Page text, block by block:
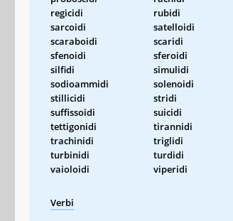
regicidi
rubidi
sarcoidi
satelloidi
scaraboidi
scaridi
sfenoidi
sferoidi
silfidi
simulidi
sodioammidi
solenoidi
stillicidi
stridi
suffissoidi
suicidi
tettigonidi
tirannidi
trachinidi
triglidi
turbinidi
turdidi
vaioloidi
viperidi
Verbi